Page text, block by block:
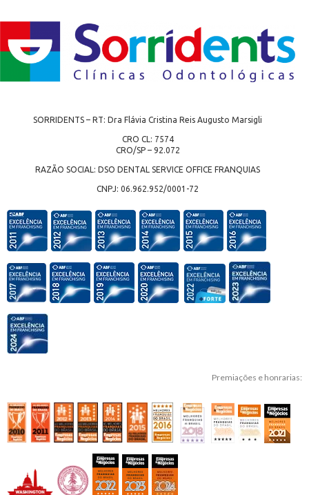
SORRIDENTS – RT: Dra Flávia Cristina Reis Augusto Marsigli
CRO CL: 7574
CRO/SP – 92.072
RAZÃO SOCIAL: DSO DENTAL SERVICE OFFICE FRANQUIAS
CNPJ: 06.962.952/0001-72
Premiações e honrarias: